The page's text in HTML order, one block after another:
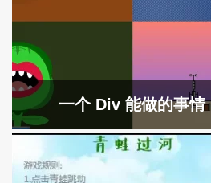
一个 Div 能做的事情